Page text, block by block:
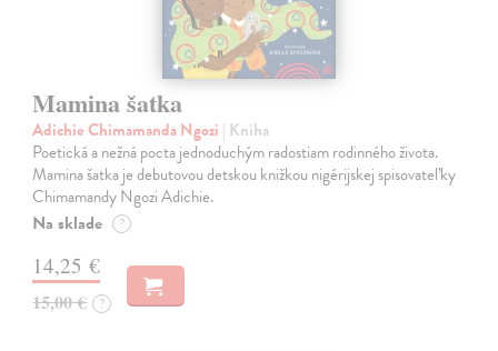
Mamina šatka
Adichie Chimamanda Ngozi | Kniha
Poetická a nežná pocta jednoduchým radostiam rodinného života.
Mamina šatka je debutovou detskou knižkou nigérijskej spisovateľky
Chimamandy Ngozi Adichie.
Na sklade ?
14,25 €
15,00 € ?